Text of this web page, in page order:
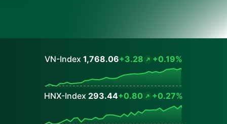
VN-Index 1,768.06+3.28 +0.19%
HNX-Index 293.44+0.80 +0.27%